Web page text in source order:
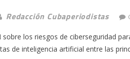
Redacción Cubaperiodistas
sobre los riesgos de ciberseguridad
de inteligencia artificial entre las